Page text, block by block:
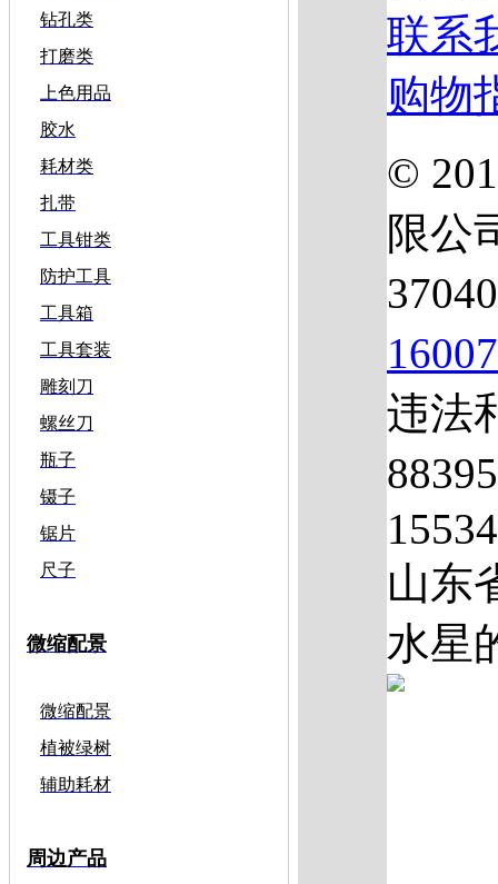
钻孔类
打磨类
上色用品
胶水
耗材类
扎带
工具钳类
防护工具
工具箱
工具套装
雕刻刀
螺丝刀
瓶子
镊子
锯片
尺子
微缩配景
微缩配景
植被绿树
辅助耗材
周边产品
联系
购物
©
限公
违法
山东
水星